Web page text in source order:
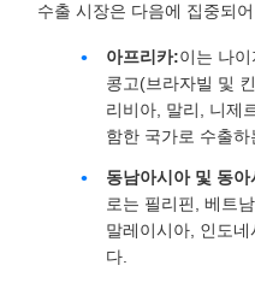
수출 시장은 다음에 집중되
아프리카:이는 나
콩고(브라자빌 및
리비아, 말리, 니제
함한 국가로 수출
동남아시아 및 동아
로는 필리핀, 베트
말레이시아, 인도
다.